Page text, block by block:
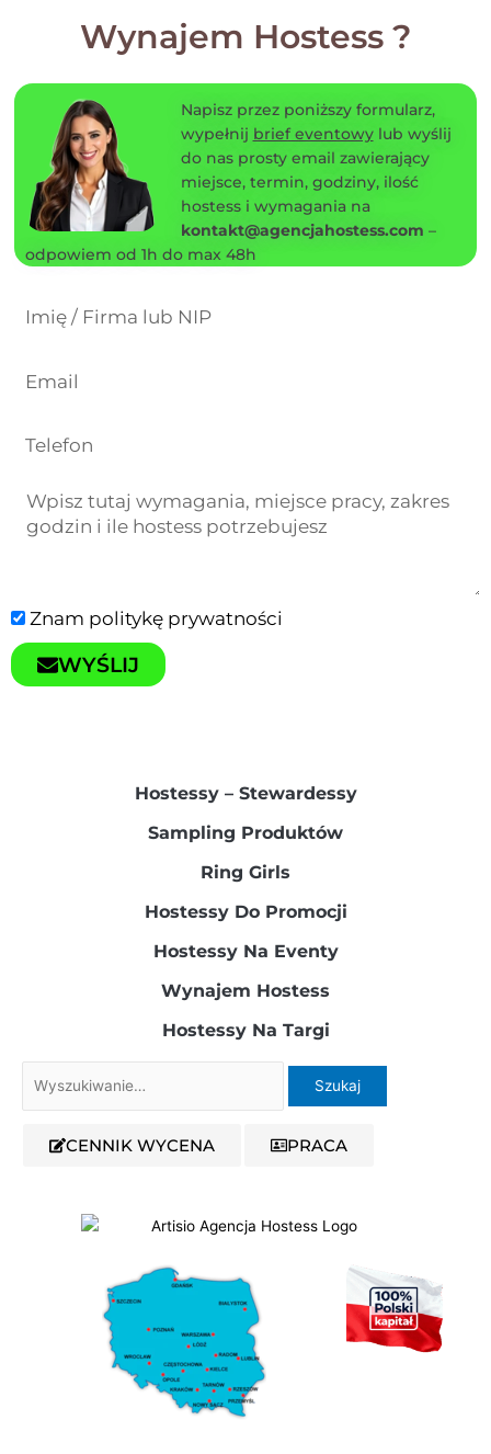
Wynajem Hostess ?
Napisz przez poniższy formularz,
wypełnij brief eventowylub wyślij
do nas prosty email zawierający
miejsce, termin, godziny, ilość
hostess i wymagania na
kontakt@agencjahostess.com –
odpowiem od 1h do max 48h
Znam politykę prywatności
WYŚLIJ
Hostessy – Stewardessy​
Sampling Produktów​
Ring Girls
Hostessy Do Promocji
Hostessy Na Eventy
Wynajem Hostess
Hostessy Na Targi
dla:
CENNIK WYCENA PRACA